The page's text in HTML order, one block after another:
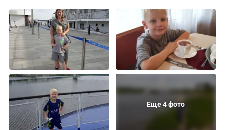
Еще 4 фото